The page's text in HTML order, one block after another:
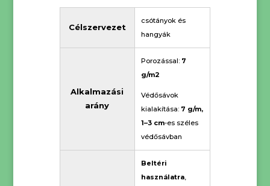
Célszervezet
csótányok és
hangyák
Alkalmazási
arány
Porozással: 7
g/m2
Védősávok
kialakítása: 7 g/m,
1–3 cm-es széles
védősávban
Beltéri
használatra,